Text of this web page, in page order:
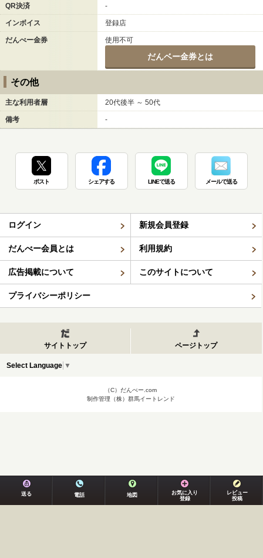
QR決済 -
インボイス 登録店
だんべー金券 使用不可
だんベー金券とは
その他
主な利用者層 20代後半 ～ 50代
備考 -
ポスト シェアする LINEで送る メールで送る
ログイン 新規会員登録
だんべー会員とは 利用規約
広告掲載について このサイトについて
プライバシーポリシー
サイトトップ ページトップ
Select Language ▼
（C）だんべー.com
制作管理（株）群馬イートレンド
送る 電話 地図
お気に入り
登録
レビュー
投稿